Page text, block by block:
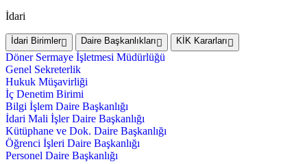
İdari
İdari Birimler Daire Başkanlıkları KİK Kararları
Döner Sermaye İşletmesi Müdürlüğü
Genel Sekreterlik
Hukuk Müşavirliği
İç Denetim Birimi
Bilgi İşlem Daire Başkanlığı
İdari Mali İşler Daire Başkanlığı
Kütüphane ve Dok. Daire Başkanlığı
Öğrenci İşleri Daire Başkanlığı
Personel Daire Başkanlığı